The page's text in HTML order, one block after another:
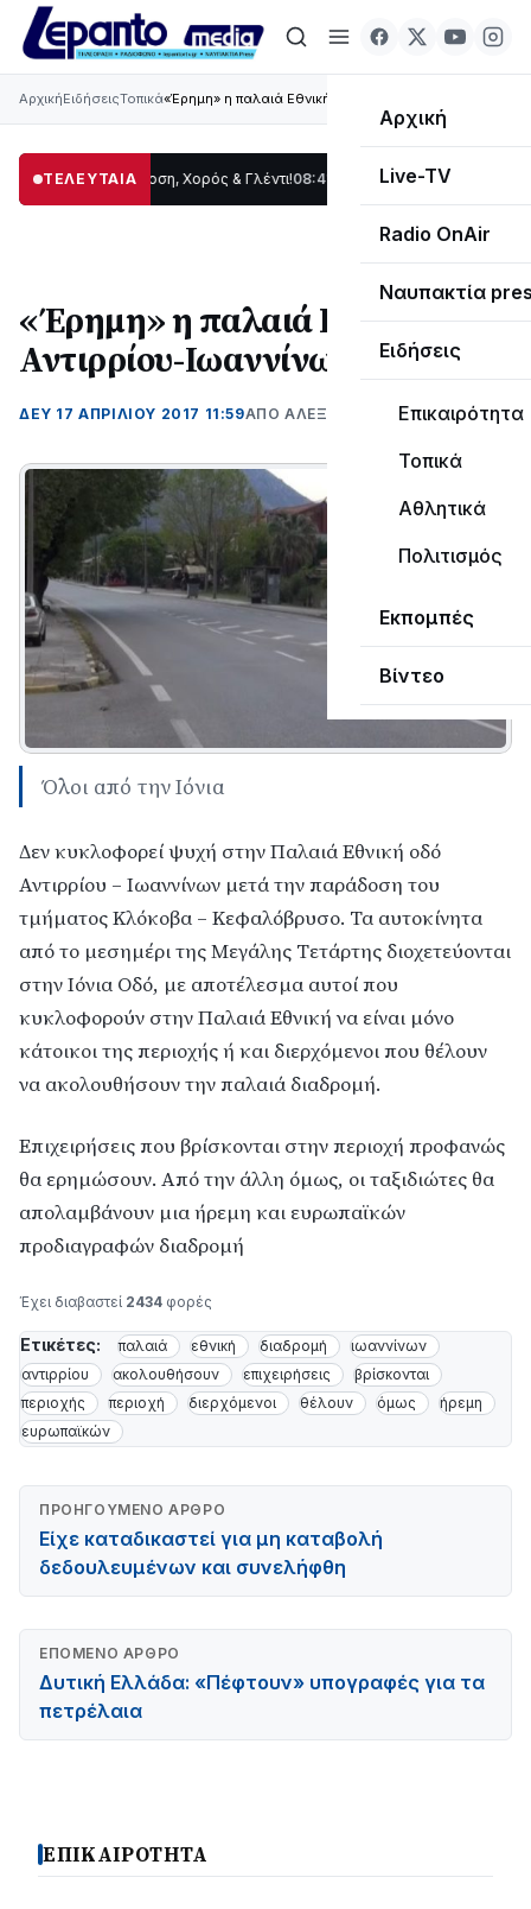
Αρχική
Live-TV
Radio OnAir
Ναυπακτία
Ειδήσεις
Επικαιρότητα
Τοπικά
Αθλητικά
Πολιτισμός
Εκπομπές
Βίντεο
ΑρχικήΕιδήσειςΤοπικά«Έρημη» η παλαιά Εθνική Αντιρρίου-Ιωαννίνων
ΤΕΛΕΥΤΑΙΑ
Παράδοση, Χορός & Γλέντι!08:41 ΤΟ ΠΑΡΤΥ ΣΥΝΕΧΙΖΕΤΑΙ…
«Έρημη» η παλαιά Εθνική
Αντιρρίου-Ιωαννίνων
ΔΕΥ 17 ΑΠΡΙΛΊΟΥ 2017 11:59ΑΠΌ ΑΛΈΞΑΝΔΡΟΣ ΚΟΓΚΌΛΗΣ
Όλοι από την Ιόνια
Δεν κυκλοφορεί ψυχή στην Παλαιά Εθνική οδό
Αντιρρίου – Ιωαννίνων μετά την παράδοση του
τμήματος Κλόκοβα – Κεφαλόβρυσο. Τα αυτοκίνητα
από το μεσημέρι της Μεγάλης Τετάρτης διοχετεύονται
στην Ιόνια Οδό, με αποτέλεσμα αυτοί που
κυκλοφορούν στην Παλαιά Εθνική να είναι μόνο
κάτοικοι της περιοχής ή και διερχόμενοι που θέλουν
να ακολουθήσουν την παλαιά διαδρομή.
Επιχειρήσεις που βρίσκονται στην περιοχή προφανώς
θα ερημώσουν. Από την άλλη όμως, οι ταξιδιώτες θα
απολαμβάνουν μια ήρεμη και ευρωπαϊκών
προδιαγραφών διαδρομή
Έχει διαβαστεί 2434 φορές
Ετικέτες: παλαιά εθνική διαδρομή
ιωαννίνων
αντιρρίου
ακολουθήσουν επιχειρήσεις
βρίσκονται
περιοχής
περιοχή διερχόμενοι θέλουν όμως
ήρεμη
ευρωπαϊκών
ΠΡΟΗΓΟΎΜΕΝΟ ΆΡΘΡΟ
Είχε καταδικαστεί για μη καταβολή
δεδουλευμένων και συνελήφθη
ΕΠΌΜΕΝΟ ΆΡΘΡΟ
Δυτική Ελλάδα: «Πέφτουν» υπογραφές για τα
πετρέλαια
ΕΠΙΚΑΙΡΟΤΗΤΑ